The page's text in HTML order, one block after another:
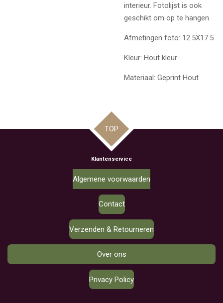
interieur. Fotolijst is ook
geschikt om op te hangen.
Afmetingen foto: 12.5X17.5
Kleur: Hout kleur
Materiaal: Geprint Hout
TOP
Klantenservice
Algemene voorwaarden
Contact
Verzenden & Retourneren
Over ons
Privacy Policy